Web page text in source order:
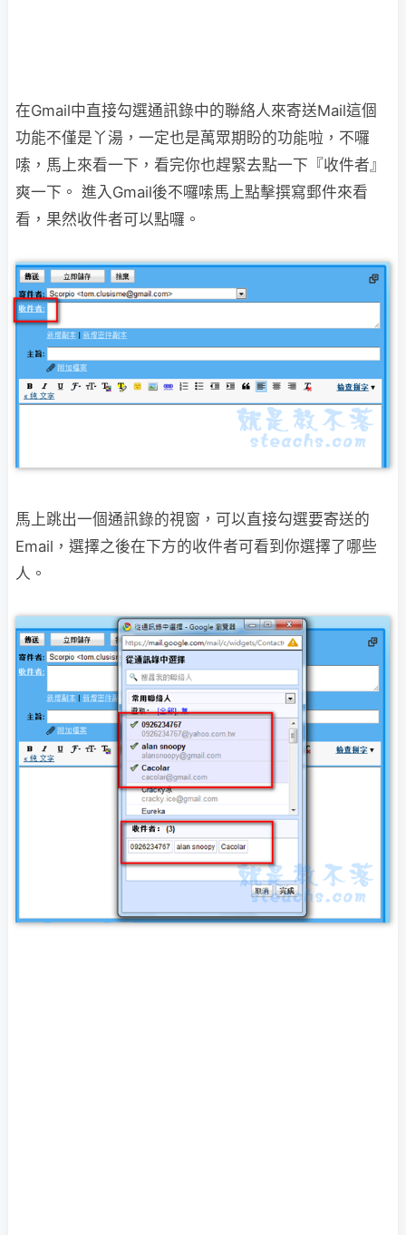
在Gmail中直接勾選通訊錄中的聯絡人來寄送Mail這個
功能不僅是丫湯，一定也是萬眾期盼的功能啦，不囉
嗦，馬上來看一下，看完你也趕緊去點一下『收件者』
爽一下。 進入Gmail後不囉嗦馬上點擊撰寫郵件來看
看，果然收件者可以點囉。
馬上跳出一個通訊錄的視窗，可以直接勾選要寄送的
Email，選擇之後在下方的收件者可看到你選擇了哪些
人。